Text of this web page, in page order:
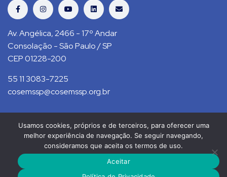
Av. Angélica, 2466 - 17º Andar
Consolação - São Paulo / SP
CEP 01228-200
55 11 3083-7225
cosemssp@cosemssp.org.br
Política de Privacidade Contato
COSEMS/SP © 2021. Todos direitos reservados.
RS Press
Usamos cookies, próprios e de terceiros, para oferecer uma
melhor experiência de navegação. Se seguir navegando,
consideramos que aceita os termos de uso.
Aceitar